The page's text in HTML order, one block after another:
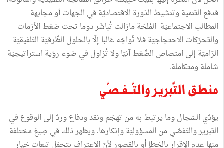
فدفع التّنميةوتنشيط الدّورة الاقتصاديّةفي الجهاتأومجابهة
المطالب الاجتماعيّة المُلحّةمازالت تُباشَردوما تحت ضغط الأزمات
والتّحرّكات الاحتجاجيّةفلاتُواجَهغالبا إلّابالحلول الظّرفيّة التّلفيقيّة
الرّاميّة إلى امتصاص الضّغطآنيّاولاتُزاولفي ضوء رؤية استراتيجيّة
شاملةومتكاملة.
منطق التّبرير والتّــفـصّي
يؤدّي السّجالوما يرتبط بهمن تهجّمونقدودفاعوردّإلى الوقوعفي
التّبريروالتّفصّيمن المسؤوليّةوإنكارها.ويظهرذلكفي صِيغمختلفة
منهاعدم الإقراربالخطإأوبالقصورلأنّ الاعتراف بتحمّل تبعاتخيار